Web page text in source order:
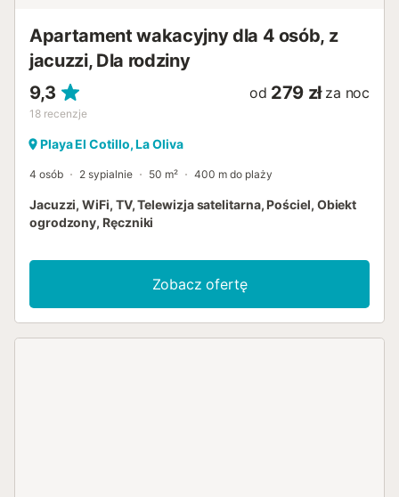
Apartament wakacyjny dla 4 osób, z
jacuzzi, Dla rodziny
9,3
18 recenzje
od 279 zł za noc
Playa El Cotillo, La Oliva
4 osób 2 sypialnie 50 m² 400 m do plaży
Jacuzzi, WiFi, TV, Telewizja satelitarna, Pościel, Obiekt
ogrodzony, Ręczniki
Zobacz ofertę